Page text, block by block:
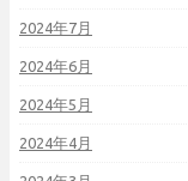
2024年7月
2024年6月
2024年5月
2024年4月